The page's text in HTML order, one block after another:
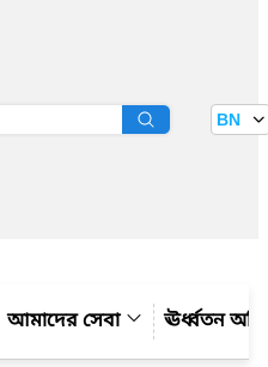
বাতায়ন BN
আমাদের সেবা ঊর্ধ্বতন